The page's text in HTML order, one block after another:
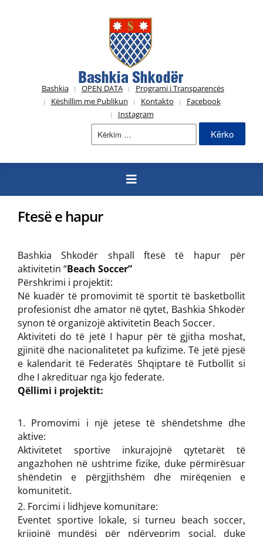
Bashkia OPEN DATA
Programi i Transparencës
Këshillim me Publikun
Kontakto
Facebook
Instagram
Kërko
Ftesë e hapur
Bashkia Shkodër shpall ftesë të hapur për
aktivitetin “Beach Soccer”
Përshkrimi i projektit:
Në kuadër të promovimit të sportit të basketbollit
profesionist dhe amator në qytet, Bashkia Shkodër
synon të organizojë aktivitetin Beach Soccer.
Aktiviteti do të jetë I hapur për të gjitha moshat,
gjinitë dhe nacionalitetet pa kufizime. Të jetë pjesë
e kalendarit të Federatës Shqiptare të Futbollit si
dhe I akredituar nga kjo federate.
Qëllimi i projektit:
Promovimi i një jetese të shëndetshme dhe
aktive:
Aktivitetet sportive inkurajojnë qytetarët të
angazhohen në ushtrime fizike, duke përmirësuar
shëndetin e përgjithshëm dhe mirëqenien e
komunitetit.
Forcimi i lidhjeve komunitare:
Eventet sportive lokale, si turneu beach soccer,
krijojnë mundësi për ndërveprim social, duke